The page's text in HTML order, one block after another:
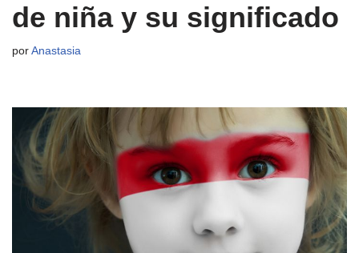
de niña y su significado
por Anastasia